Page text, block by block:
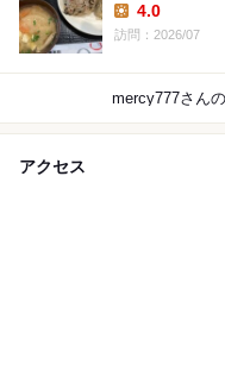
Lunch:
4.0
訪問：2026/07
mercy777さん
アクセス